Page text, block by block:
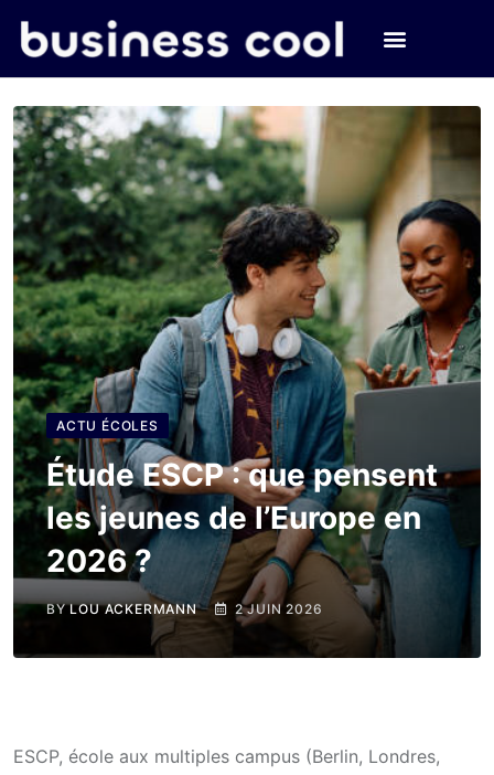
ACTU ÉCOLES
Étude ESCP : que pensent
les jeunes de l’Europe en
2026 ?
BYLOU ACKERMANN 2 JUIN 2026
ESCP, école aux multiples campus (Berlin, Londres,